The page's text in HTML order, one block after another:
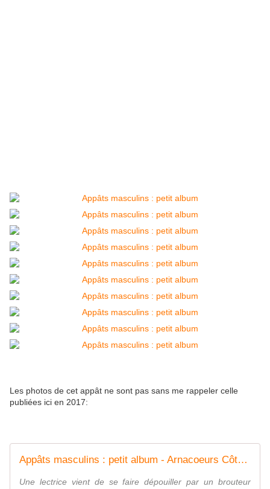
Les photos de cet appât ne sont pas sans me rappeler celle
publiées ici en 2017:
Appâts masculins : petit album - Arnacoeurs Côte d'Ivoire ©
Une lectrice vient de se faire dépouiller par un brouteur